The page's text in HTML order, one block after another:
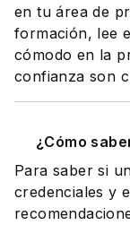
en tu área de
formación, lee
cómodo en la
confianza son
¿Cómo
Para saber si
credenciales y